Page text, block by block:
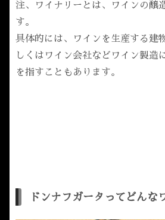
注、ワイナリーとは、ワインの醸
す。
具体的には、ワインを生産する建
しくはワイン会社などワイン製造
を指すこともあります。
ドンナフガータってどんな